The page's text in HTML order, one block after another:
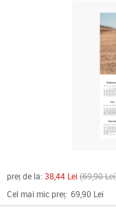
preț de la: 38,44 Lei 69,90 Lei
Cel mai mic preț: 69,90 Lei